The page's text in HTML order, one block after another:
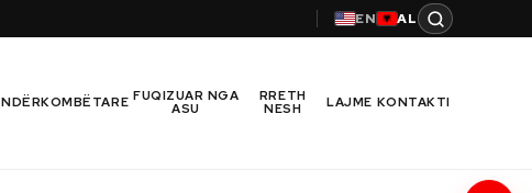
EN AL
NDËRKOMBËTARE FUQIZUAR NGA
ASU
RRETH
NESH LAJME KONTAKTI